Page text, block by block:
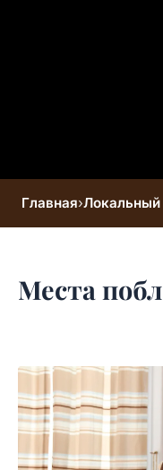
Главная›Локальный
Места